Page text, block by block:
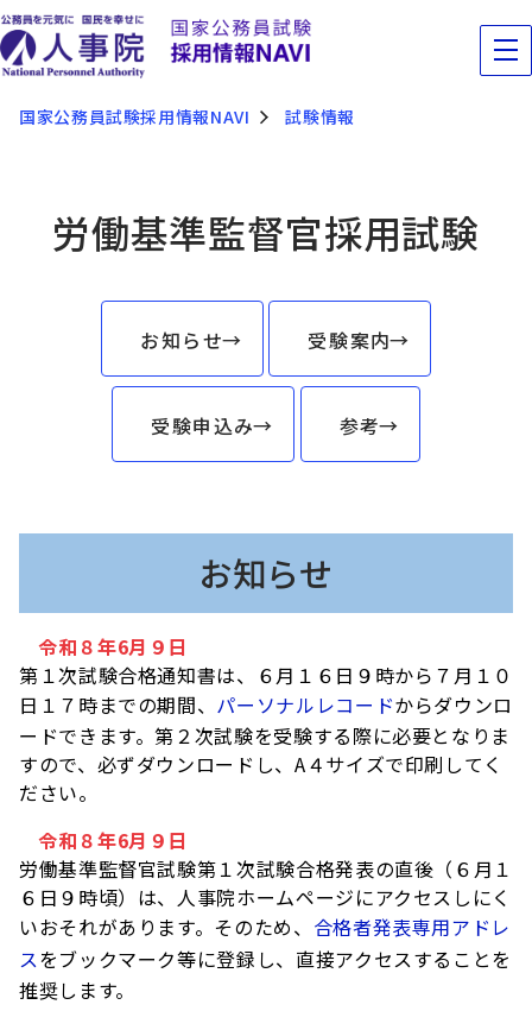
国家公務員試験採用情報NAVI 試験情報
労働基準監督官採用試験
お知らせ 受験案内
受験申込み 参考
お知らせ
令和８年6月９日
第１次試験合格通知書は、６月１６日９時から７月１０
日１７時までの期間、 パーソナルレコードからダウンロ
ードできます。第２次試験を受験する際に必要となりま
すので、必ずダウンロードし、A４サイズで印刷してく
ださい。
令和８年6月９日
労働基準監督官試験第１次試験合格発表の直後（６月１
６日９時頃）は、人事院ホームページにアクセスしにく
いおそれがあります。そのため、 合格者発表専用アドレ
スをブックマーク等に登録し、直接アクセスすることを
推奨します。